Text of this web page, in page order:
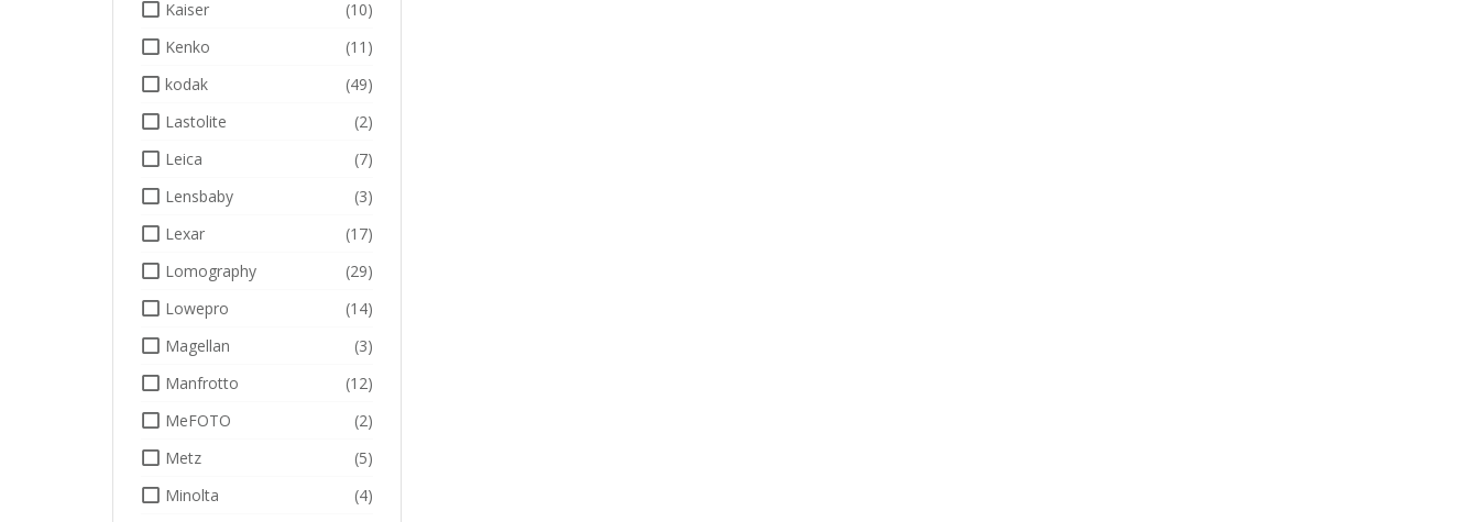
Kaiser
(10)
Kenko
(11)
kodak
(49)
Lastolite
(2)
Leica
(7)
Lensbaby
(3)
Lexar
(17)
Lomography
(29)
Lowepro
(14)
Magellan
(3)
Manfrotto
(12)
MeFOTO
(2)
Metz
(5)
Minolta
(4)